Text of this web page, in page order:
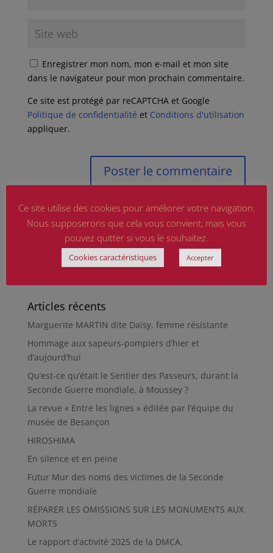
Enregistrer mon nom, mon e-mail et mon site
dans le navigateur pour mon prochain commentaire.
Ce site est protégé par reCAPTCHA et Google
Politique de confidentialité et Conditions d'utilisation
appliquer.
Articles récents
Marguerite MARTIN dite Daisy, femme résistante
Hommage aux sapeurs-pompiers d’hier et
d’aujourd’hui
Qu’est-ce qu’était le Sentier des Passeurs, durant la
Seconde Guerre mondiale, à Moussey ?
La revue « Entre les lignes » éditée par l’équipe du
musée de Besançon
HIROSHIMA
En silence et en peine
Futur Mur des noms des victimes de la Seconde
Guerre mondiale
RÉPARER LES OMISSIONS SUR LES MONUMENTS AUX
MORTS
Le rapport d’activité 2025 de la DMCA.
Ce site utilise des cookies pour améliorer votre navigation.
Nous supposerons que cela vous convient, mais vous
pouvez quitter si vous le souhaitez.
Cookies caractéristiques Accepter